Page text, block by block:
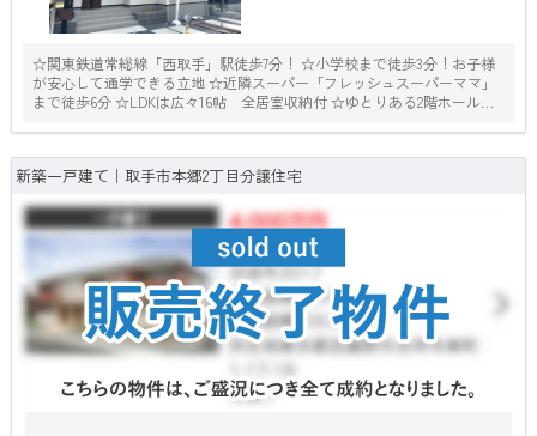
☆関東鉄道常総線「西取手」駅徒歩7分！ ☆小学校まで徒歩3分！お子様
が安心して通学できる立地 ☆近隣スーパー「フレッシュスーパーママ」
まで徒歩6分 ☆LDKは広々16帖 全居室収納付 ☆ゆとりある2階ホールか
新築一戸建て｜取手市本郷2丁目分譲住宅